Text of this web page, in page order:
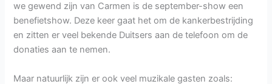
we gewend zijn van Carmen is de september-show een
benefietshow. Deze keer gaat het om de kankerbestrijding
en zitten er veel bekende Duitsers aan de telefoon om de
donaties aan te nemen.
Maar natuurlijk zijn er ook veel muzikale gasten zoals: